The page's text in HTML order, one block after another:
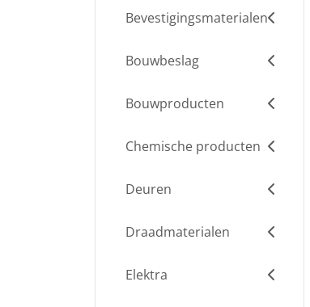
Bevestigingsmaterialen
Bouwbeslag
Bouwproducten
Chemische producten
Deuren
Draadmaterialen
Elektra